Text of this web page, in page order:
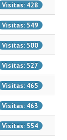
Visitas: 428
Visitas: 549
Visitas: 500
Visitas: 527
Visitas: 465
Visitas: 463
Visitas: 554